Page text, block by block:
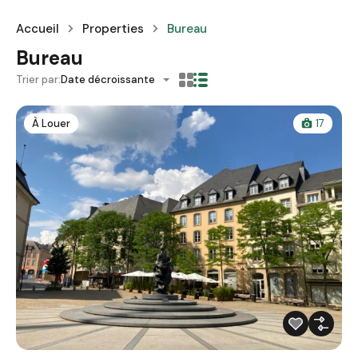
Accueil Properties Bureau
Bureau
Trier par:Date décroissante
À Louer 17